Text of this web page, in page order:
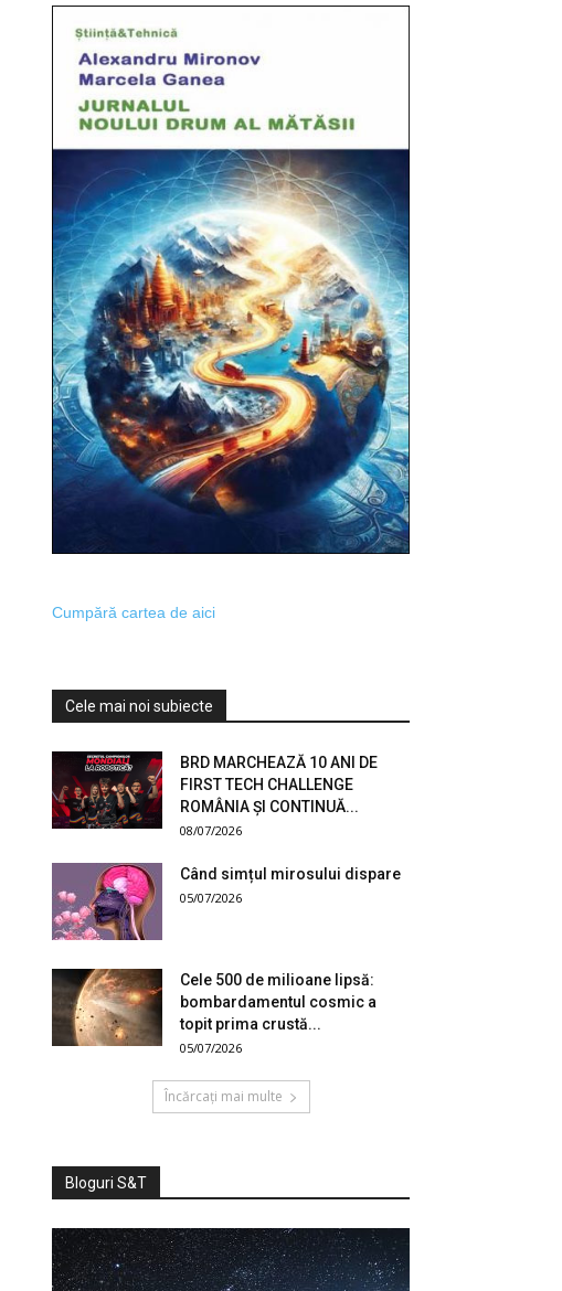
Cumpără cartea de aici
Cele mai noi subiecte
BRD MARCHEAZĂ 10 ANI DE
FIRST TECH CHALLENGE
ROMÂNIA ȘI CONTINUĂ...
08/07/2026
Când simțul mirosului dispare
05/07/2026
Cele 500 de milioane lipsă:
bombardamentul cosmic a
topit prima crustă...
05/07/2026
Încărcați mai multe
Bloguri S&T